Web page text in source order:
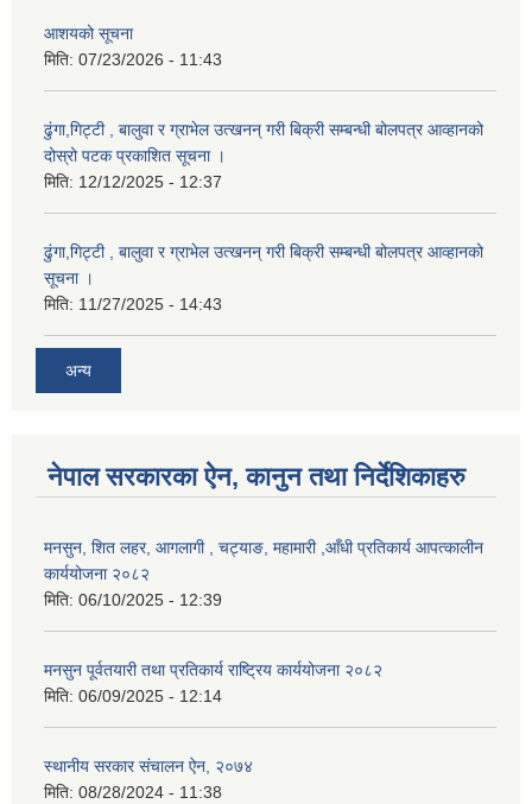
आशयको सूचना
मिति: 07/23/2026 - 11:43
ढुंगा,गिट्टी , बालुवा र ग्राभेल उत्खनन् गरी बिक्री सम्बन्धी बोलपत्र आव्हानको
दोस्रो पटक प्रकाशित सूचना ।
मिति: 12/12/2025 - 12:37
ढुंगा,गिट्टी , बालुवा र ग्राभेल उत्खनन् गरी बिक्री सम्बन्धी बोलपत्र आव्हानको
सूचना ।
मिति: 11/27/2025 - 14:43
अन्य
नेपाल सरकारका ऐन, कानुन तथा निर्देशिकाहरु
मनसुन, शित लहर, आगलागी , चट्याङ, महामारी ,आँधी प्रतिकार्य आपत्कालीन
कार्ययोजना २०८२
मिति: 06/10/2025 - 12:39
मनसुन पूर्वतयारी तथा प्रतिकार्य राष्ट्रिय कार्ययोजना २०८२
मिति: 06/09/2025 - 12:14
स्थानीय सरकार संचालन ऐन, २०७४
मिति: 08/28/2024 - 11:38